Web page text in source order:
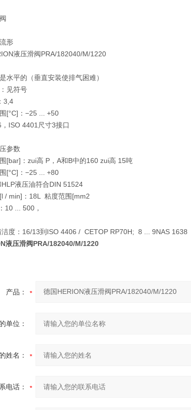
形
水平的（垂直安装使排气困难）
见符号
3,4
[°C]：−25 ... +50
ISO 4401尺寸3接口
参数
[bar]：zui高 P，A和B中的160 zui高 15吨
[°C]：−25 ... +80
液压油符合DIN 51524
/ min]：18L 粘度范围[mm2
10 ... 500，
洁度：16/13到ISO 4406 / CETOP RP70H; 8 ... 9NAS 1638
液压滑阀PRA/182040/M/1220
产品：
单位：
姓名：
电话：